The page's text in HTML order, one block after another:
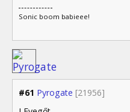
Sonic boom babieee!
#61 Pyrogate [21956]